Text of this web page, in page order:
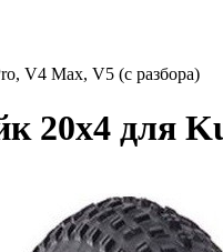
V4 Max, V5 (с разбора)
для